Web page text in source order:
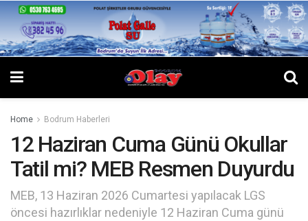
Home Bodrum Haberleri
12 Haziran Cuma Günü Okullar
Tatil mi? MEB Resmen Duyurdu
MEB, 13 Haziran 2026 Cumartesi yapılacak LGS
öncesi hazırlıklar nedeniyle 12 Haziran Cuma günü